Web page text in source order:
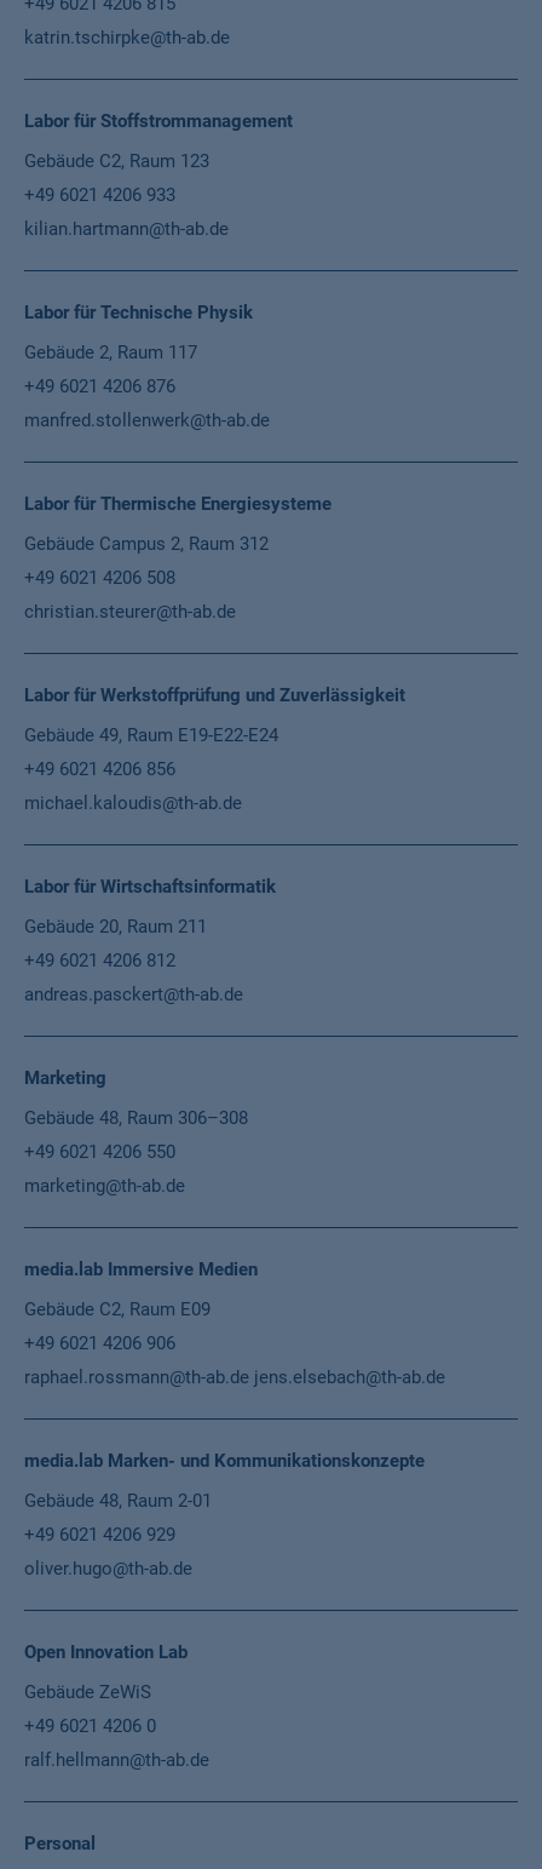
katrin.tschirpke@th-ab.de
Labor für Stoffstrommanagement
Gebäude C2, Raum 123
+49 6021 4206 933
kilian.hartmann@th-ab.de
Labor für Technische Physik
Gebäude 2, Raum 117
+49 6021 4206 876
manfred.stollenwerk@th-ab.de
Labor für Thermische Energiesysteme
Gebäude Campus 2, Raum 312
+49 6021 4206 508
christian.steurer@th-ab.de
Labor für Werkstoffprüfung und Zuverlässigkeit
Gebäude 49, Raum E19-E22-E24
+49 6021 4206 856
michael.kaloudis@th-ab.de
Labor für Wirtschaftsinformatik
Gebäude 20, Raum 211
+49 6021 4206 812
andreas.pasckert@th-ab.de
Marketing
Gebäude 48, Raum 306–308
+49 6021 4206 550
marketing@th-ab.de
media.lab Immersive Medien
Gebäude C2, Raum E09
+49 6021 4206 906
raphael.rossmann@th-ab.de jens.elsebach@th-ab.de
media.lab Marken- und Kommunikationskonzepte
Gebäude 48, Raum 2-01
+49 6021 4206 929
oliver.hugo@th-ab.de
Open Innovation Lab
Gebäude ZeWiS
+49 6021 4206 0
ralf.hellmann@th-ab.de
Personal